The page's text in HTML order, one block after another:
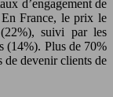
d’engagement de
En France, le prix le
suivi par les
(14%). Plus de 70%
de devenir clients de